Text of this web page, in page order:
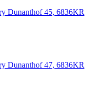
Dunanthof 45, 6836KR
Dunanthof 47, 6836KR